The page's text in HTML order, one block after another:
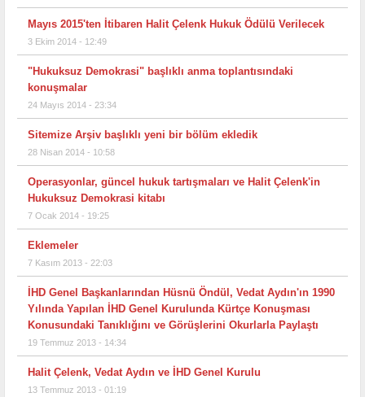
Mayıs 2015'ten İtibaren Halit Çelenk Hukuk Ödülü Verilecek
3 Ekim 2014 - 12:49
"Hukuksuz Demokrasi" başlıklı anma toplantısındaki
konuşmalar
24 Mayıs 2014 - 23:34
Sitemize Arşiv başlıklı yeni bir bölüm ekledik
28 Nisan 2014 - 10:58
Operasyonlar, güncel hukuk tartışmaları ve Halit Çelenk'in
Hukuksuz Demokrasi kitabı
7 Ocak 2014 - 19:25
Eklemeler
7 Kasım 2013 - 22:03
İHD Genel Başkanlarından Hüsnü Öndül, Vedat Aydın'ın 1990
Yılında Yapılan İHD Genel Kurulunda Kürtçe Konuşması
Konusundaki Tanıklığını ve Görüşlerini Okurlarla Paylaştı
19 Temmuz 2013 - 14:34
Halit Çelenk, Vedat Aydın ve İHD Genel Kurulu
13 Temmuz 2013 - 01:19